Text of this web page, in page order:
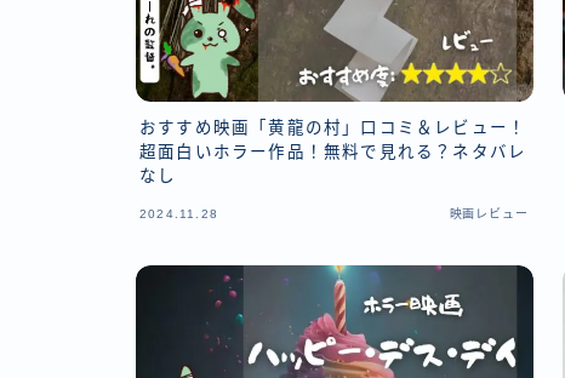
おすすめ映画「黄龍の村」口コミ＆レビュー！
超面白いホラー作品！無料で見れる？ネタバレ
なし
2024.11.28 映画レビュー